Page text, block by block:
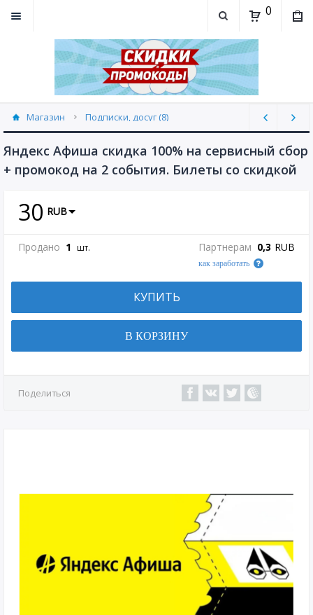
0
Магазин Подписки, досуг (8)
Яндекс Афиша скидка 100% на сервисный сбор
+ промокод на 2 события. Билеты со скидкой
30 RUB
Продано 1 шт. Партнерам 0,3 RUB
как заработать
КУПИТЬ
В КОРЗИНУ
Поделиться